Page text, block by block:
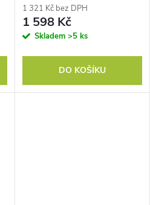
pokoje/ložnice (bez žárovky)
1 321 Kč bez DPH
1 598 Kč
Skladem >5 ks
DO KOŠÍKU